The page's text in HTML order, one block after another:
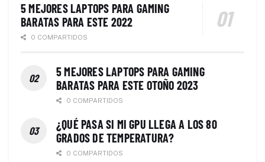
5 MEJORES LAPTOPS PARA GAMING
BARATAS PARA ESTE 2022
0 COMPARTIDOS
5 MEJORES LAPTOPS PARA GAMING
BARATAS PARA ESTE OTOÑO 2023
0 COMPARTIDOS
¿QUÉ PASA SI MI GPU LLEGA A LOS 80
GRADOS DE TEMPERATURA?
0 COMPARTIDOS